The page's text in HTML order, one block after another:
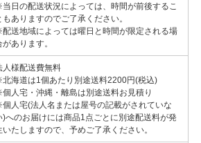
日の配送状況によっては、時間が前後するこ
もありますのでご了承ください。
送地域によっては曜日と時間が限定される場
があります。
人様配送費無料
海道は1個あたり別途送料2200円(税込)
人宅・沖縄・離島は別途送料お見積り
人宅(法人名または屋号の記載がされていな
)へのお届けには商品1点ごとに別途配送料が発
いたしますので、予めご了承ください。